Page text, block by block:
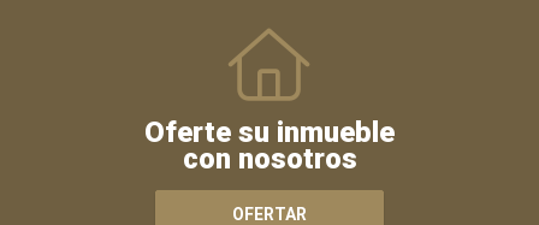
Oferte su inmueble
con nosotros
OFERTAR